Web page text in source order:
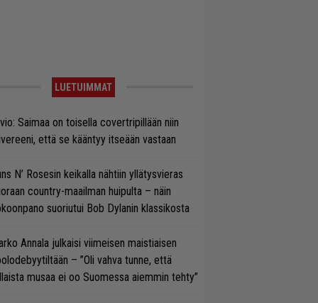
LUETUIMMAT
Saimaa on toisella covertripillään niin
että se kääntyy itseään vastaan
N’ Rosesin keikalla nähtiin yllätysvieras
country-maailman huipulta – näin
suoriutui Bob Dylanin klassikosta
Annala julkaisi viimeisen maistiaisen
– ”Oli vahva tunne, että
musaa ei oo Suomessa aiemmin tehty”